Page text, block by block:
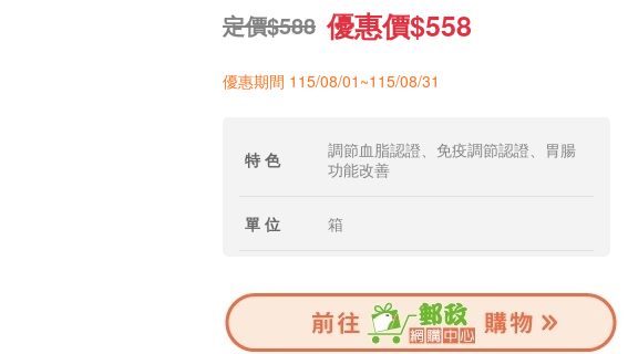
定價$588 優惠價$558
優惠期間 115/08/01~115/08/31
特 色
調節血脂認證、免疫調節認證、胃腸
功能改善
單 位 箱